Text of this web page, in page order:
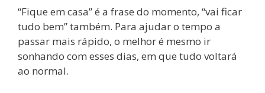
“Fique em casa” é a frase do momento, “vai ficar
tudo bem” também. Para ajudar o tempo a
passar mais rápido, o melhor é mesmo ir
sonhando com esses dias, em que tudo voltará
ao normal.